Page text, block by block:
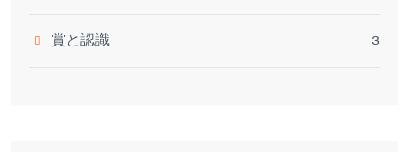
賞と認識 3